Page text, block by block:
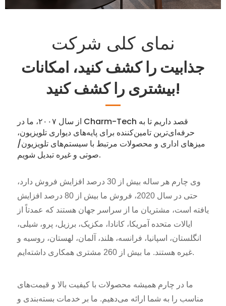
نمای کلی شرکت
جذابیت را کشف کنید، امکانات
بیشتری را کشف کنید!
از سال ۲۰۰۷، ما در Charm-Tech قصد داریم تا به
حرفه‌ای‌ترین تامین‌کننده برای پایه‌های دیواری تلویزیون،
میزهای اداری و محصولات مرتبط با سیستم‌های تلویزیون/
صوتی و غیره تبدیل شویم.
وی چارم هر ساله بیش از 30 درصد افزایش فروش دارد،
حتی در سال 2020، فروش ما بیش از 80 درصد افزایش
یافته است، مشتریان ما از سراسر جهان هستند که عمدتاً از
ایالات متحده آمریکا، کانادا، مکزیک، برزیل، پرو، شیلی،
انگلستان، اسپانیا، فرانسه، هلند، آلمان، لهستان، روسیه و
غیره هستند. ما بیش از 260 مشتری همکاری داشته‌ایم.
ما در چارم همیشه محصولات با کیفیت بالا و قیمت‌های
مناسب را به شما ارائه می‌دهیم. ما بر خدمات بسته‌بندی و